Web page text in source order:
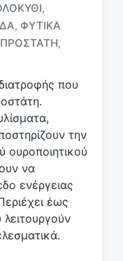
,
, ΦΥΤΙΚΆ
ΠΡΟΣΤΆΤΗ,
που
την
ουροποιητικού
να
ενέργειας
έως